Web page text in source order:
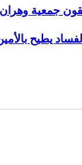
جمعية
يطيح